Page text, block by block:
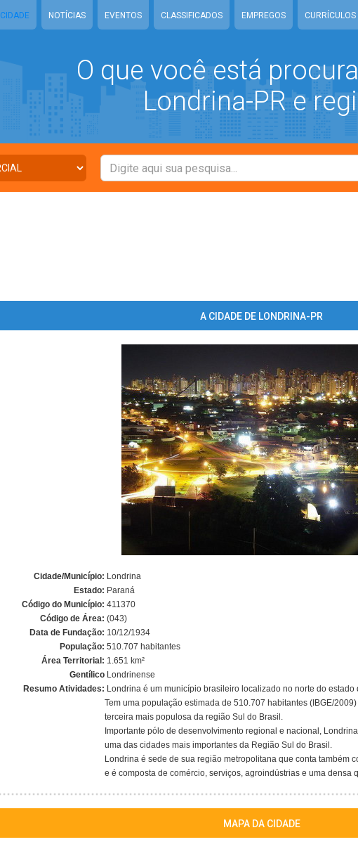
CIDADE NOTÍCIAS EVENTOS CLASSIFICADOS EMPREGOS CURRÍCULOS
O que você está
Londrina-PR e
A CIDADE DE LONDRINA-PR
Cidade/Município: Londrina
Estado: Paraná
Código do Município: 411370
Código de Área: (043)
Data de Fundação: 10/12/1934
População: 510.707 habitantes
Área Territorial: 1.651 km²
Gentílico Londrinense
Resumo Atividades: Londrina é um município brasileiro localizado no norte do
Tem uma população estimada de 510.707 habitantes (IBGE/
terceira mais populosa da região Sul do Brasil.
Importante pólo de desenvolvimento regional e nacional,
uma das cidades mais importantes da Região Sul do Brasil.
Londrina é sede de sua região metropolitana que conta também
e é composta de comércio, serviços, agroindústrias e uma densa
MAPA DA CIDADE